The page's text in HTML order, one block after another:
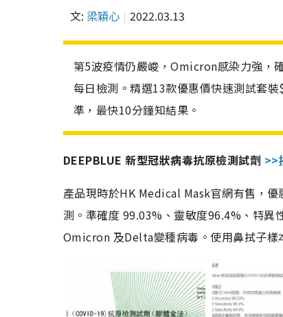
文: 梁穎心 2022.03.13
第5波疫情仍嚴峻，Omicron感染力強，
每日檢測。精選13款優惠價快速測試套
準，最快10分鐘知結果。
DEEPBLUE 新型冠狀病毒抗原檢測試劑 >>
產品現時於HK Medical Mask官網有售，
測。準確度 99.03%、靈敏度96.4%、特異
Omicron 及Delta變種病毒。使用鼻拭子樣